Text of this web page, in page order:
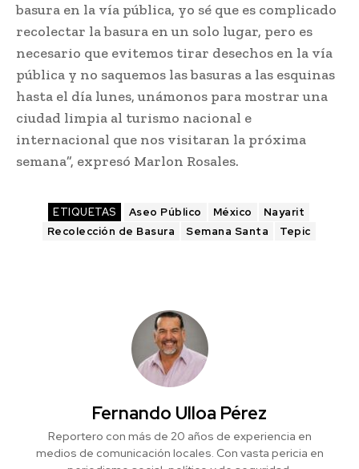
basura en la vía pública, yo sé que es complicado
recolectar la basura en un solo lugar, pero es
necesario que evitemos tirar desechos en la vía
pública y no saquemos las basuras a las esquinas
hasta el día lunes, unámonos para mostrar una
ciudad limpia al turismo nacional e
internacional que nos visitaran la próxima
semana”, expresó Marlon Rosales.
ETIQUETAS Aseo Público México
Nayarit
Recolección de Basura
Semana Santa Tepic
Fernando Ulloa Pérez
Reportero con más de 20 años de experiencia en
medios de comunicación locales. Con vasta pericia en